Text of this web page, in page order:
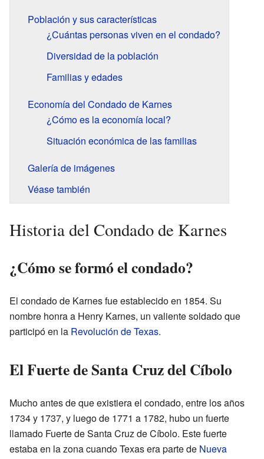
Población y sus características
¿Cuántas personas viven en el condado?
Diversidad de la población
Familias y edades
Economía del Condado de Karnes
¿Cómo es la economía local?
Situación económica de las familias
Galería de imágenes
Véase también
Historia del Condado de Karnes
¿Cómo se formó el condado?
El condado de Karnes fue establecido en 1854. Su
nombre honra a Henry Karnes, un valiente soldado que
participó en la Revolución de Texas.
El Fuerte de Santa Cruz del Cíbolo
Mucho antes de que existiera el condado, entre los años
1734 y 1737, y luego de 1771 a 1782, hubo un fuerte
llamado Fuerte de Santa Cruz de Cíbolo. Este fuerte
estaba en la zona cuando Texas era parte de Nueva